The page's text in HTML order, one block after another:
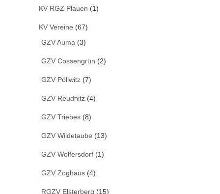
KV RGZ Plauen (1)
KV Vereine (67)
GZV Auma (3)
GZV Cossengrün (2)
GZV Pöllwitz (7)
GZV Reudnitz (4)
GZV Triebes (8)
GZV Wildetaube (13)
GZV Wolfersdorf (1)
GZV Zoghaus (4)
RGZV Elsterberg (15)